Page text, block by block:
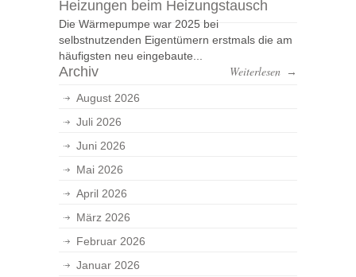
Heizungen beim Heizungstausch
Die Wärmepumpe war 2025 bei
selbstnutzenden Eigentümern erstmals die am
häufigsten neu eingebaute...
Weiterlesen →
Archiv
August 2026
Juli 2026
Juni 2026
Mai 2026
April 2026
März 2026
Februar 2026
Januar 2026